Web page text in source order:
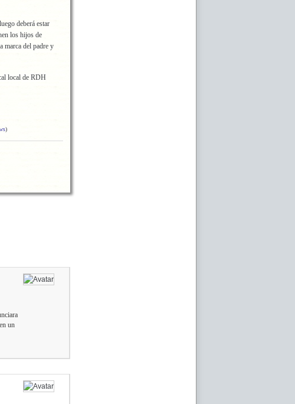
deberá estar
los hijos de
marca del padre y
local de RDH
)
un